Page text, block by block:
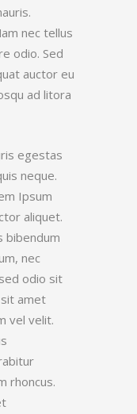
nec tellus
odio. Sed
auctor eu
ad litora
egestas
neque.
Ipsum
aliquet.
bibendum
nec
odio sit
amet
vel velit.
rhoncus.